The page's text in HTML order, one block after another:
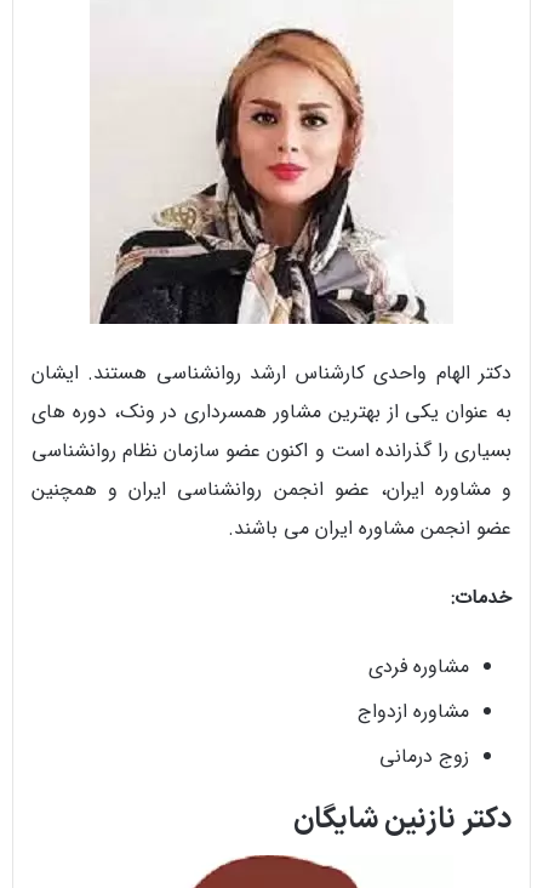
دکتر الهام واحدی کارشناس ارشد روانشناسی هستند. ایشان
به عنوان یکی از بهترین مشاور همسرداری در ونک، دوره های
بسیاری را گذرانده است و اکنون عضو سازمان نظام روانشناسی
و مشاوره ایران، عضو انجمن روانشناسی ایران و همچنین
عضو انجمن مشاوره ایران می باشند.
خدمات:
مشاوره فردی
مشاوره ازدواج
زوج درمانی
دکتر نازنین شایگان